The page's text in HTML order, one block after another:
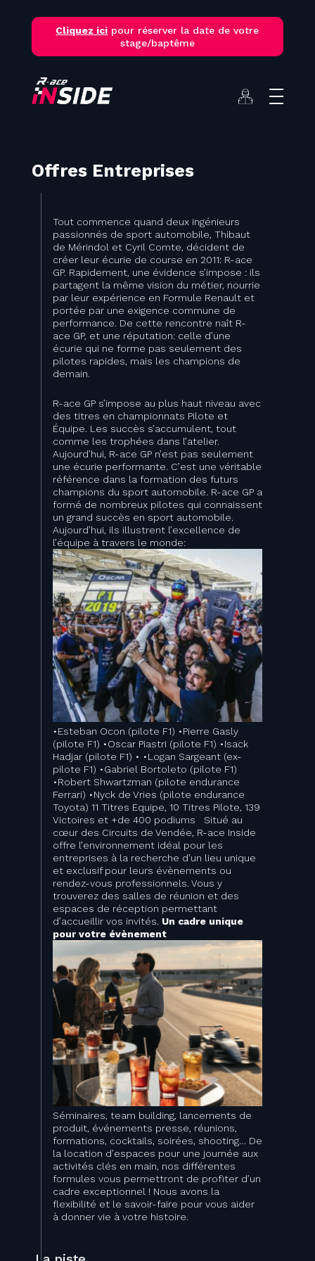
Cliquez ici pour réserver la date de votre
stage/baptême
Offres Entreprises
Tout commence quand deux ingénieurs
passionnés de sport automobile, Thibaut
de Mérindol et Cyril Comte, décident de
créer leur écurie de course en 2011: R-ace
GP. Rapidement, une évidence s’impose : ils
partagent la même vision du métier, nourrie
par leur expérience en Formule Renault et
portée par une exigence commune de
performance. De cette rencontre naît R-
ace GP, et une réputation: celle d’une
écurie qui ne forme pas seulement des
pilotes rapides, mais les champions de
demain.
R-ace GP s’impose au plus haut niveau avec
des titres en championnats Pilote et
Équipe. Les succès s’accumulent, tout
comme les trophées dans l’atelier.
Aujourd’hui, R-ace GP n’est pas seulement
une écurie performante. C’est une véritable
référence dans la formation des futurs
champions du sport automobile. R-ace GP a
formé de nombreux pilotes qui connaissent
un grand succès en sport automobile.
Aujourd’hui, ils illustrent l’excellence de
l’équipe à travers le monde:
•Esteban Ocon (pilote F1) •Pierre Gasly
(pilote F1) •Oscar Piastri (pilote F1) •Isack
Hadjar (pilote F1) • •Logan Sargeant (ex-
pilote F1) •Gabriel Bortoleto (pilote F1)
•Robert Shwartzman (pilote endurance
Ferrari) •Nyck de Vries (pilote endurance
Toyota) 11 Titres Equipe, 10 Titres Pilote, 139
Victoires et +de 400 podiums Situé au
cœur des Circuits de Vendée, R-ace Inside
offre l’environnement idéal pour les
entreprises à la recherche d’un lieu unique
et exclusif pour leurs évènements ou
rendez-vous professionnels. Vous y
trouverez des salles de réunion et des
espaces de réception permettant
d’accueillir vos invités. Un cadre unique
pour votre évènement
Séminaires, team building, lancements de
produit, événements presse, réunions,
formations, cocktails, soirées, shooting… De
la location d’espaces pour une journée aux
activités clés en main, nos différentes
formules vous permettront de profiter d’un
cadre exceptionnel ! Nous avons la
flexibilité et le savoir-faire pour vous aider
à donner vie à votre histoire.